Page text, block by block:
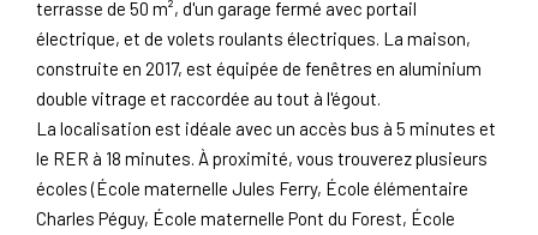
terrasse de 50 m², d'un garage fermé avec portail
électrique, et de volets roulants électriques. La maison,
construite en 2017, est équipée de fenêtres en aluminium
double vitrage et raccordée au tout à l'égout.
La localisation est idéale avec un accès bus à 5 minutes et
le RER à 18 minutes. À proximité, vous trouverez plusieurs
écoles (École maternelle Jules Ferry, École élémentaire
Charles Péguy, École maternelle Pont du Forest, École